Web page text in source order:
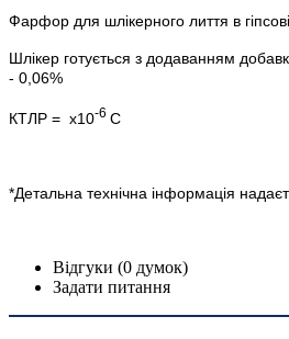
Фарфор для шлікерного лиття в
Шлікер готується з додаванням
- 0,06%
КТЛР = х10-6 С
*Детальна технічна інформація
Відгуки (0 думок)
Задати питання